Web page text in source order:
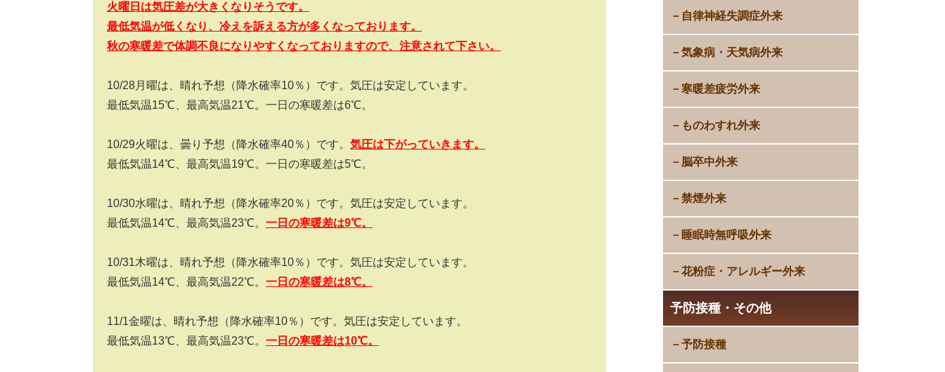
自律神経失調症外来
気象病・天気病外来
寒暖差疲労外来
ものわすれ外来
脳卒中外来
禁煙外来
睡眠時無呼吸外来
花粉症・アレルギー外来
予防接種・その他
予防接種
火曜日は気圧差が大きくなりそうです。
最低気温が低くなり、冷えを訴える方が多くなっております。
秋の寒暖差で体調不良になりやすくなっておりますので、注意されて下さい。
10/28月曜は、晴れ予想（降水確率10％）です。気圧は安定しています。
最低気温15℃、最高気温21℃。一日の寒暖差は6℃。
10/29火曜は、曇り予想（降水確率40％）です。 気圧は下がっていきます。
最低気温14℃、最高気温19℃。一日の寒暖差は5℃。
10/30水曜は、晴れ予想（降水確率20％）です。気圧は安定しています。
最低気温14℃、最高気温23℃。 一日の寒暖差は9℃。
10/31木曜は、晴れ予想（降水確率10％）です。気圧は安定しています。
最低気温14℃、最高気温22℃。 一日の寒暖差は8℃。
11/1金曜は、晴れ予想（降水確率10％）です。気圧は安定しています。
最低気温13℃、最高気温23℃。 一日の寒暖差は10℃。